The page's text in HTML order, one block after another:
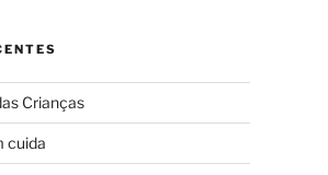
Crianças
cuida